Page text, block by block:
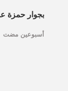
بجوار حمزة
أسبوعين مضت